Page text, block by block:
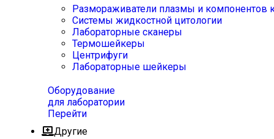
Размораживатели плазмы и компонентов
Системы жидкостной цитологии
Лабораторные сканеры
Термошейкеры
Центрифуги
Лабораторные шейкеры
Оборудование
для лаборатории
Перейти
Другие